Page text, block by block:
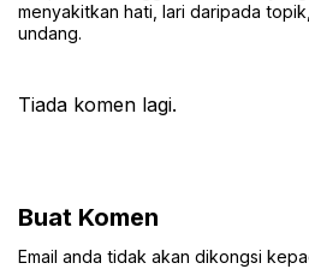
menyakitkan hati, lari daripada
undang.
Tiada komen lagi.
Buat Komen
Email anda tidak akan dikongsi